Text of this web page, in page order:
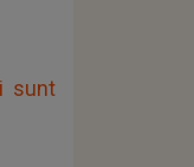
sunt